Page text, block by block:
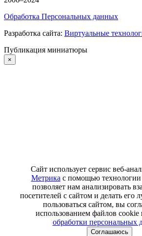
Обработка Персональных данных
Разработка сайта: Виртуальные
Публикация миниатюры
×
Сайт использует сервис веб-
Метрика с помощью
позволяет нам анализировать
посетителей с сайтом и делать его
пользоваться сайтом, вы
использованием файлов cookie
обработки персональных
Соглашаюсь